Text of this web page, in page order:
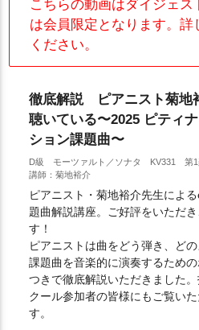
こちらの動画はダイジェ
は会員限定となります。詳
ください。
徹底解説 ピアニスト菊地
聴いている〜2025 ピティ
ション課題曲〜
D級 モーツァルト／ソナタ KV331 第1
講師：菊地裕介
ピアニスト・菊地裕介先生によ
題曲解説講座。ご好評をいただ
す！
ピアニストは曲をどう弾き、ど
課題曲を音楽的に演奏するため
つきで徹底解説いただきました
クール参加者の皆様にもご覧い
す。